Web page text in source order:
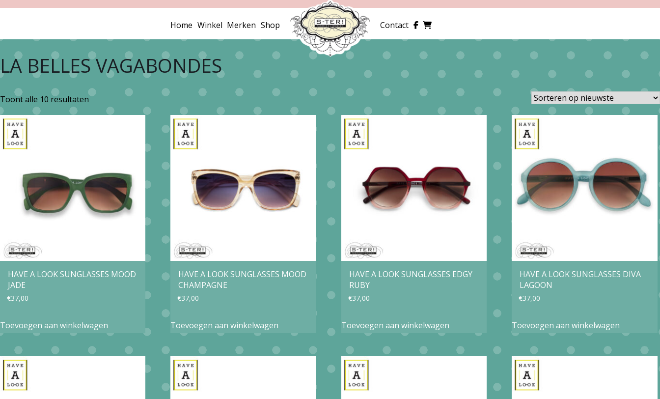
Home Winkel Merken Shop Contact
LA BELLES VAGABONDES
Toont alle 10 resultatenGesorteerd
op
HAVE A LOOK SUNGLASSES MOOD
JADE
€37,00
Toevoegen aan winkelwagen
HAVE A LOOK SUNGLASSES MOOD
CHAMPAGNE
€37,00
Toevoegen aan winkelwagen
HAVE A LOOK SUNGLASSES EDGY
RUBY
€37,00
Toevoegen aan winkelwagen
HAVE A LOOK SUNGLASSES DIVA
LAGOON
€37,00
Toevoegen aan winkelwagen